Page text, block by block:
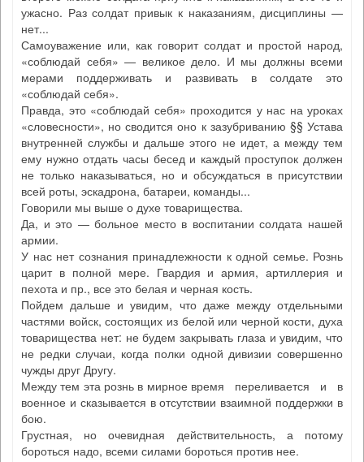
ужасно. Раз солдат привык к наказаниям, дисциплины —
нет...
Самоуважение или, как говорит солдат и простой народ,
«соблюдай себя» — великое дело. И мы должны всеми
мерами поддерживать и развивать в солдате это
«соблюдай себя».
Правда, это «соблюдай себя» проходится у нас на уроках
«словесности», но сводится оно к зазубриванию §§ Устава
внутренней службы и дальше этого не идет, а между тем
ему нужно отдать часы бесед и каждый проступок должен
не только наказываться, но и обсуждаться в присутствии
всей роты, эскадрона, батареи, команды...
Говорили мы выше о духе товарищества.
Да, и это — больное место в воспитании солдата нашей
армии.
У нас нет сознания принадлежности к одной семье. Рознь
царит в полной мере. Гвардия и армия, артиллерия и
пехота и пр., все это белая и черная кость.
Пойдем дальше и увидим, что даже между отдельными
частями войск, состоящих из белой или черной кости, духа
товарищества нет: не будем закрывать глаза и увидим, что
не редки случаи, когда полки одной дивизии совершенно
чужды друг Другу.
Между тем эта рознь в мирное время переливается и в
военное и сказывается в отсутствии взаимной поддержки в
бою.
Грустная, но очевидная действительность, а потому
бороться надо, всеми силами бороться против нее.